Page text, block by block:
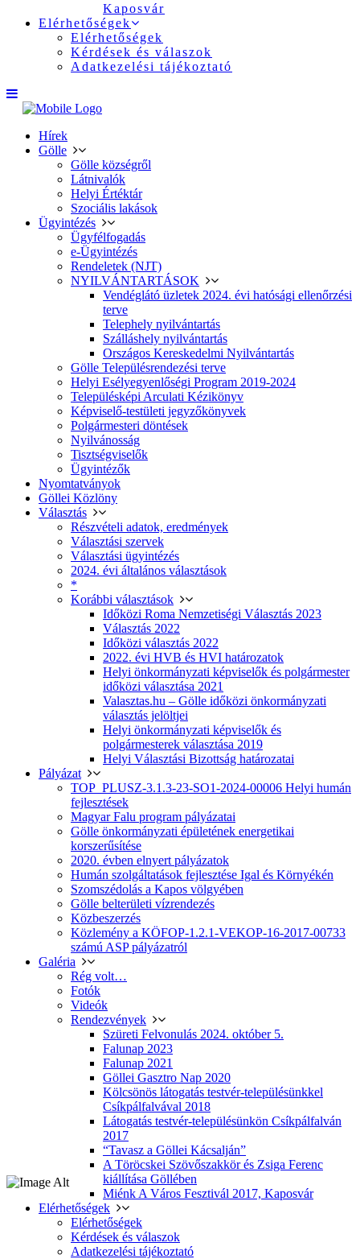
Kaposvár
Elérhetőségek
Elérhetőségek
Kérdések és válaszok
Adatkezelési tájékoztató
Hírek
Gölle
Gölle községről
Látnivalók
Helyi Értéktár
Szociális lakások
Ügyintézés
Ügyfélfogadás
e-Ügyintézés
Rendeletek (NJT)
NYILVÁNTARTÁSOK
Vendéglátó üzletek 2024. évi hatósági ellenőrzési
terve
Telephely nyilvántartás
Szálláshely nyilvántartás
Országos Kereskedelmi Nyilvántartás
Gölle Településrendezési terve
Helyi Esélyegyenlőségi Program 2019-2024
Településképi Arculati Kézikönyv
Képviselő-testületi jegyzőkönyvek
Polgármesteri döntések
Nyilvánosság
Tisztségviselők
Ügyintézők
Nyomtatványok
Göllei Közlöny
Választás
Részvételi adatok, eredmények
Választási szervek
Választási ügyintézés
2024. évi általános választások
*
Korábbi választások
Időközi Roma Nemzetiségi Választás 2023
Választás 2022
Időközi választás 2022
2022. évi HVB és HVI határozatok
Helyi önkormányzati képviselők és polgármester
időközi választása 2021
Valasztas.hu – Gölle időközi önkormányzati
választás jelöltjei
Helyi önkormányzati képviselők és
polgármesterek választása 2019
Helyi Választási Bizottság határozatai
Pályázat
TOP_PLUSZ-3.1.3-23-SO1-2024-00006 Helyi humán
fejlesztések
Magyar Falu program pályázatai
Gölle önkormányzati épületének energetikai
korszerűsítése
2020. évben elnyert pályázatok
Humán szolgáltatások fejlesztése Igal és Környékén
Szomszédolás a Kapos völgyében
Gölle belterületi vízrendezés
Közbeszerzés
Közlemény a KÖFOP-1.2.1-VEKOP-16-2017-00733
számú ASP pályázatról
Galéria
Rég volt…
Fotók
Videók
Rendezvények
Szüreti Felvonulás 2024. október 5.
Falunap 2023
Falunap 2021
Göllei Gasztro Nap 2020
Kölcsönös látogatás testvér-településünkkel
Csíkpálfalvával 2018
Látogatás testvér-településünkön Csíkpálfalván
2017
“Tavasz a Göllei Kácsalján”
A Töröcskei Szövőszakkör és Zsiga Ferenc
kiállítása Göllében
Miénk A Város Fesztivál 2017, Kaposvár
Elérhetőségek
Elérhetőségek
Kérdések és válaszok
Adatkezelési tájékoztató